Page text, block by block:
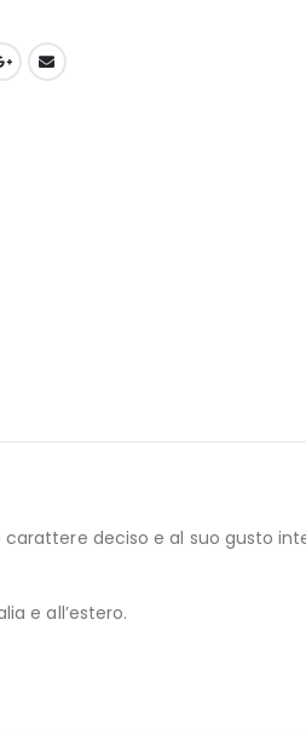
deciso e al suo gusto
e all’estero.